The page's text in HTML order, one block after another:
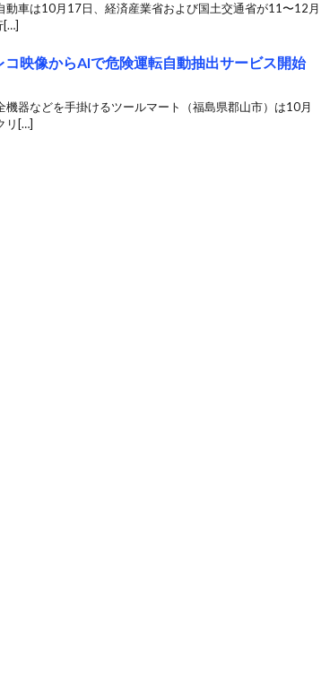
車は10月17日、経済産業省および国土交通省が11〜12月
[…]
映像からAIで危険運転自動抽出サービス開始
器などを手掛けるツールマート（福島県郡山市）は10月
リ[…]